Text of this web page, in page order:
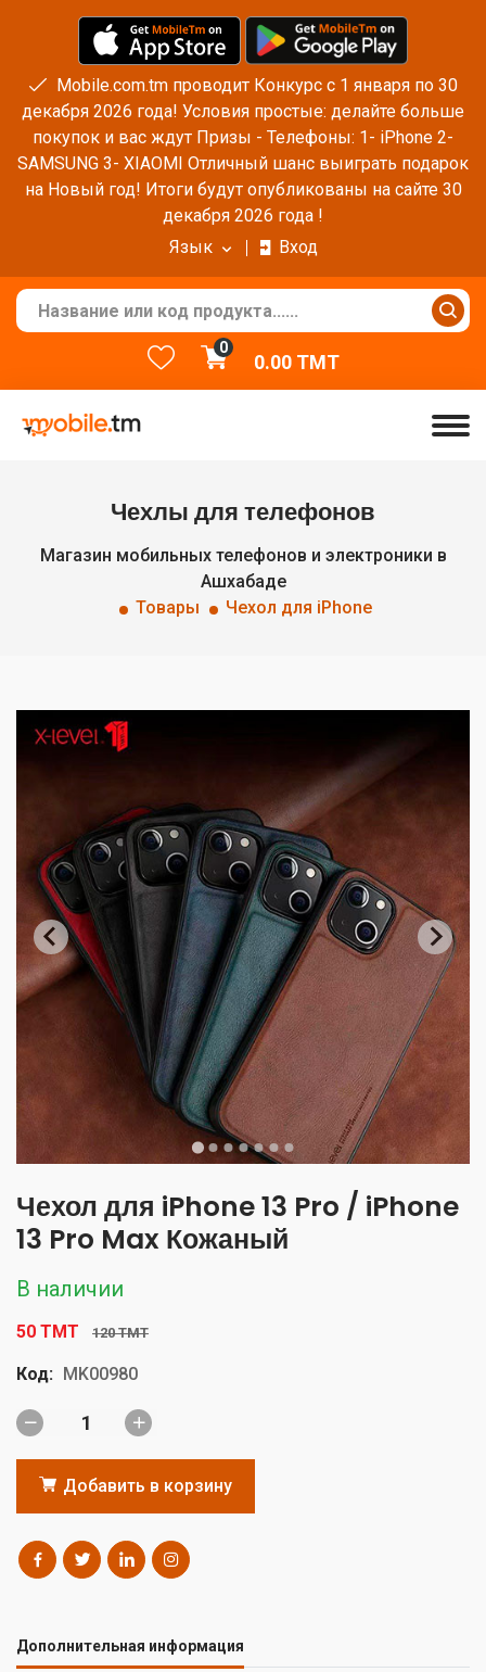
Mobile.com.tm проводит Конкурс с 1 января по 30
декабря 2026 года! Условия простые: делайте больше
покупок и вас ждут Призы - Телефоны: 1- iPhone 2-
SAMSUNG 3- XIAOMI Отличный шанс выиграть подарок
на Новый год! Итоги будут опубликованы на сайте 30
декабря 2026 года !
Язык
Вход
0
0.00TMT
Чехлы для телефонов
Магазин мобильных телефонов и электроники в
Ашхабаде
Товары
Чехол для iPhone
Чехол для iPhone 13 Pro / iPhone
13 Pro Max Кожаный
В наличии
50 TMT 120 TMT
Код: MK00980
Добавить в корзину
Дополнительная информация